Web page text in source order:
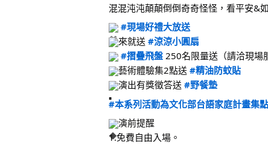
混混沌沌顛顛倒倒奇奇怪怪，看平安&
#現場好禮大放送
來就送 #涼涼小圓扇
#摺疊飛盤 250名限量送（請洽現場
藝術體驗集2點送 #精油防蚊貼
演出有獎徵答送 #野餐墊
#本系列活動為文化部台語家庭計畫集
演前提醒
1.免費自由入場。